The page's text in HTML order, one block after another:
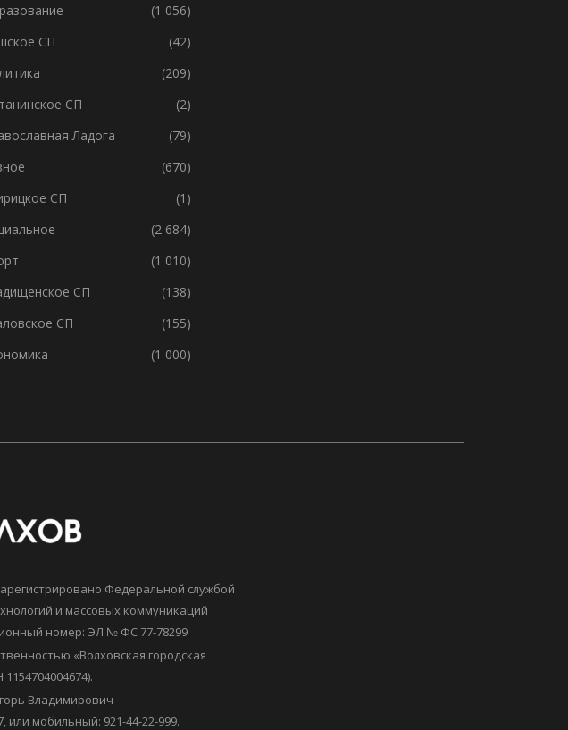
(1 056)
СП
(42)
(209)
СП
(2)
Ладога
(79)
(670)
СП
(1)
(2 684)
(1 010)
СП
(138)
СП
(155)
(1 000)
Федеральной службой
и массовых коммуникаций
номер: ЭЛ № ФС 77-78299
«Волховская городская
Владимирович
или мобильный: 921-44-22-999.